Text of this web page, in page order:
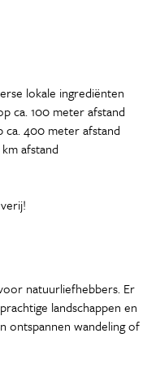
lokale ingrediënten
ca. 100 meter afstand
ca. 400 meter afstand
afstand
natuurliefhebbers. Er
landschappen en
ontspannen wandeling of